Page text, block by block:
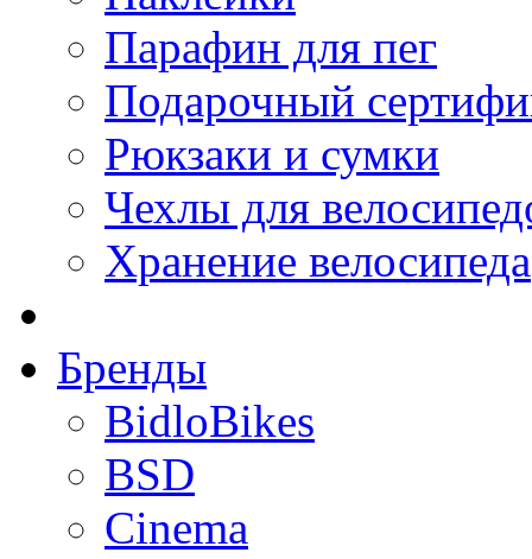
Парафин для пег
Подарочный
Рюкзаки и сумки
Чехлы для
Хранение велосипеда
Бренды
BidloBikes
BSD
Cinema